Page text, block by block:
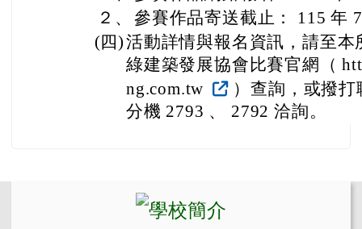
２、 參賽作品寄送截止： 115 年
(四)活動詳情與報名資訊，請至
綠建築發展協會比賽官網（
ng.com.tw
）查詢，或撥打
分機 2793 、 2792 洽詢。